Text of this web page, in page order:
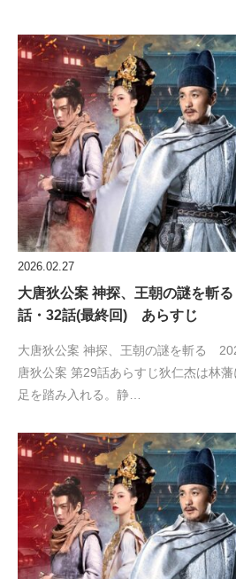
2026.02.27
大唐狄公案 神探、王朝の謎を斬
話・32話(最終回) あらすじ
大唐狄公案 神探、王朝の謎を斬る
唐狄公案 第29話あらすじ狄仁杰は林
足を踏み入れる。静…